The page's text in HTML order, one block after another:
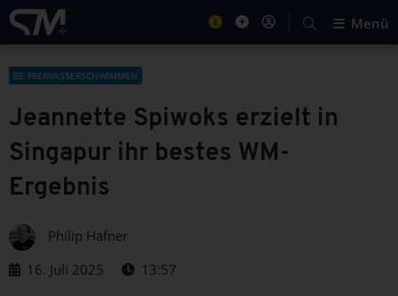
Menü
FREIWASSERSCHWIMMEN
Jeannette Spiwoks erzielt in
Singapur ihr bestes WM-
Ergebnis
Philip Häfner
16. Juli 2025
13:57